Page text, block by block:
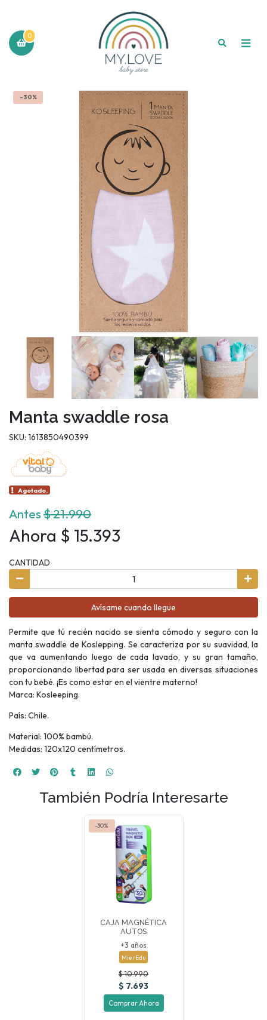
0
-30%
Manta swaddle rosa
SKU: 1613850490399
Agotado.
Antes$ 21.990
Ahora $ 15.393
CANTIDAD
Avísame cuando llegue
Permite que tú recién nacido se sienta cómodo y seguro con la
manta swaddle de Koslepping. Se caracteriza por su suavidad, la
que va aumentando luego de cada lavado, y su gran tamaño,
proporcionando libertad para ser usada en diversas situaciones
con tu bebé. ¡Es como estar en el vientre materno!
Marca: Kosleeping.
País: Chile.
Material: 100% bambú.
Medidas: 120x120 centímetros.
También Podría Interesarte
-30%
CAJA MAGNÉTICA
AUTOS
+3 años
MierEdu
$ 10.990
$ 7.693
Comprar Ahora